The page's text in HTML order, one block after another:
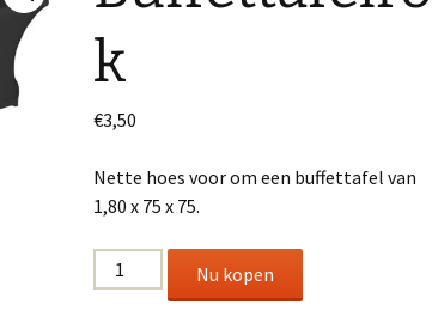
k
€3,50
Nette hoes voor om een buffettafel van
1,80 x 75 x 75.
Buffettafelrok
aantal
Nu kopen